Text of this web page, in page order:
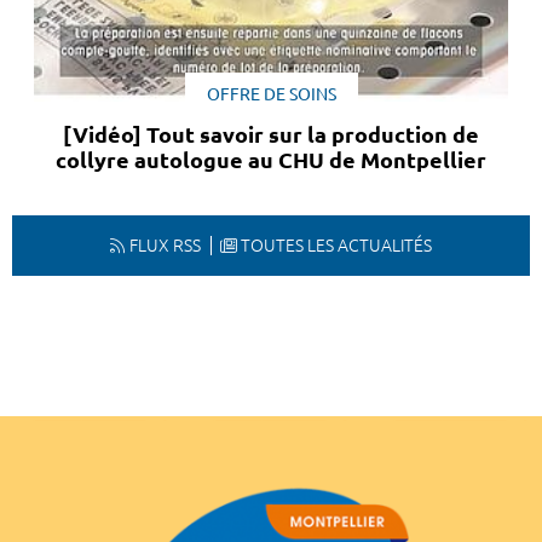
OFFRE DE SOINS
[Vidéo] Tout savoir sur la production de
collyre autologue au CHU de Montpellier
FLUX RSS TOUTES LES ACTUALITÉS